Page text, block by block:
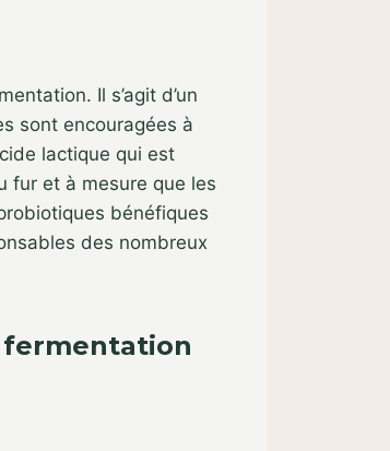
Il s’agit d’un
sont encouragées à
lactique qui est
fur et à mesure que les
bénéfiques
des nombreux
fermentation